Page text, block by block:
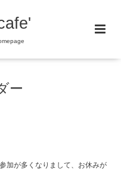
ー
加が多くなりまして、お休みが